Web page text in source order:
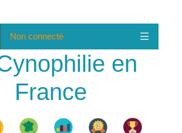
Non connecté
en
France